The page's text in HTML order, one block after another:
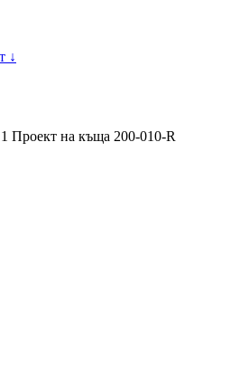
↓
1 Проект на къща 200-010-R